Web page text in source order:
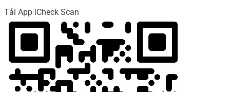
Tải App iCheck Scan